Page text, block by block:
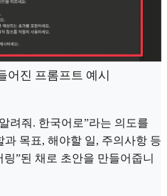
어진 프롬프트 예시
려줘. 한국어로”라는 의도를
목표, 해야할 일, 주의사항 등
”된 채로 초안을 만들어줍니